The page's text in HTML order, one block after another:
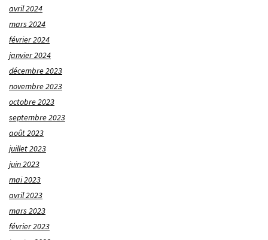
avril 2024
mars 2024
février 2024
janvier 2024
décembre 2023
novembre 2023
octobre 2023
septembre 2023
août 2023
juillet 2023
juin 2023
mai 2023
avril 2023
mars 2023
février 2023